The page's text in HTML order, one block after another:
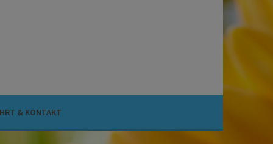
& KONTAKT